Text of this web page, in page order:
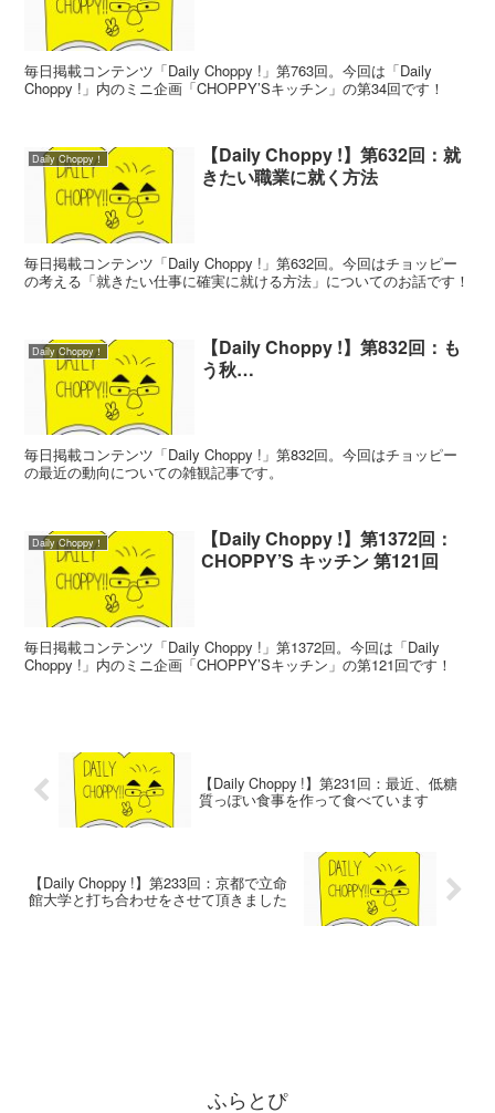
毎日掲載コンテンツ「Daily Choppy !」第763回。今回は「Daily
Choppy !」内のミニ企画「CHOPPY’Sキッチン」の第34回です！
Daily Choppy！
【Daily Choppy !】第632回：就
きたい職業に就く方法
毎日掲載コンテンツ「Daily Choppy !」第632回。今回はチョッピー
の考える「就きたい仕事に確実に就ける方法」についてのお話です！
Daily Choppy！
【Daily Choppy !】第832回：も
う秋…
毎日掲載コンテンツ「Daily Choppy !」第832回。今回はチョッピー
の最近の動向についての雑観記事です。
Daily Choppy！
【Daily Choppy !】第1372回：
CHOPPY’S キッチン 第121回
毎日掲載コンテンツ「Daily Choppy !」第1372回。今回は「Daily
Choppy !」内のミニ企画「CHOPPY’Sキッチン」の第121回です！
【Daily Choppy !】第231回：最近、低糖
質っぽい食事を作って食べています
【Daily Choppy !】第233回：京都で立命
館大学と打ち合わせをさせて頂きました
ふらとぴ